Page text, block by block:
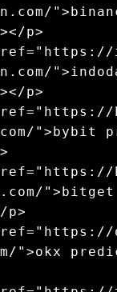
p>
p>
">bybit
p>
">okx